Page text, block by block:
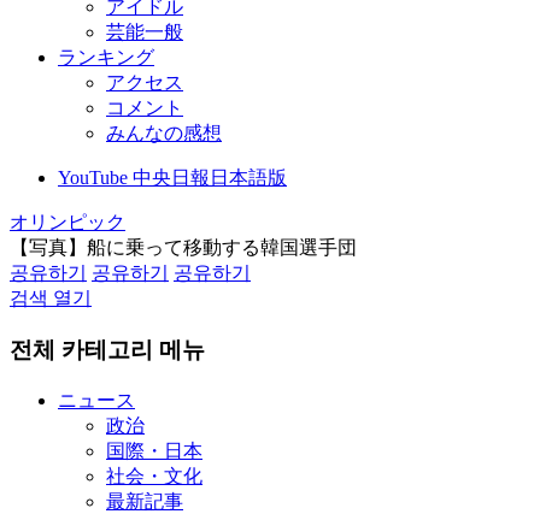
アイドル
芸能一般
ランキング
アクセス
コメント
みんなの感想
YouTube 中央日報日本語版
オリンピック
【写真】船に乗って移動する韓国選手団
공유하기
공유하기
공유하기
검색 열기
전체 카테고리 메뉴
ニュース
政治
国際・日本
社会・文化
最新記事